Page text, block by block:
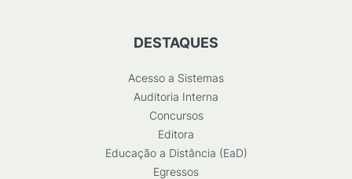
DESTAQUES
Acesso a Sistemas
Auditoria Interna
Concursos
Editora
Educação a Distância (EaD)
Egressos